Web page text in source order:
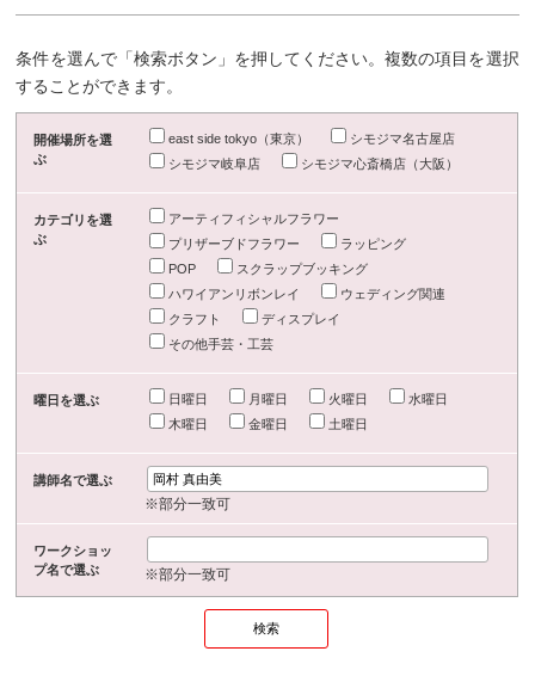
条件を選んで「検索ボタン」を押してください。複数の項目を選択
することができます。
開催場所を選
ぶ
east side tokyo（東京）
シモジマ名古屋店
シモジマ岐阜店
シモジマ心斎橋店（大阪）
カテゴリを選
ぶ
アーティフィシャルフラワー
プリザーブドフラワー
ラッピング
POP
スクラップブッキング
ハワイアンリボンレイ
ウェディング関連
クラフト
ディスプレイ
その他手芸・工芸
曜日を選ぶ 日曜日 月曜日 火曜日
水曜日
木曜日
金曜日 土曜日
講師名で選ぶ
※部分一致可
ワークショッ
プ名で選ぶ
※部分一致可